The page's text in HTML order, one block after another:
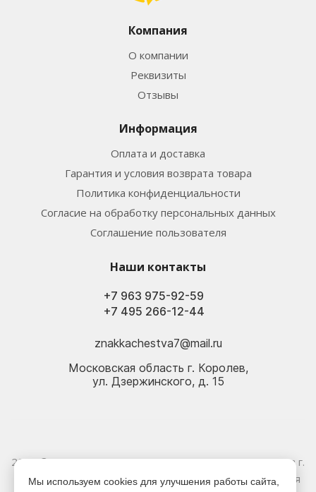
Компания
О компании
Реквизиты
Отзывы
Информация
Оплата и доставка
Гарантия и условия возврата товара
Политика конфиденциальности
Согласие на обработку персональных данных
Соглашение пользователя
Наши контакты
+7 495 266-12-44
+7 963 975-92-59
znakkachestva7@mail.ru
Московская область г. Королев,
ул. Дзержинского, д. 15
2026 © Электрика оптом и в розницу - Магазин-склад в г.
Королёв. Информация, указанная на сайте, не является
Мы используем cookies для улучшения работы сайта,